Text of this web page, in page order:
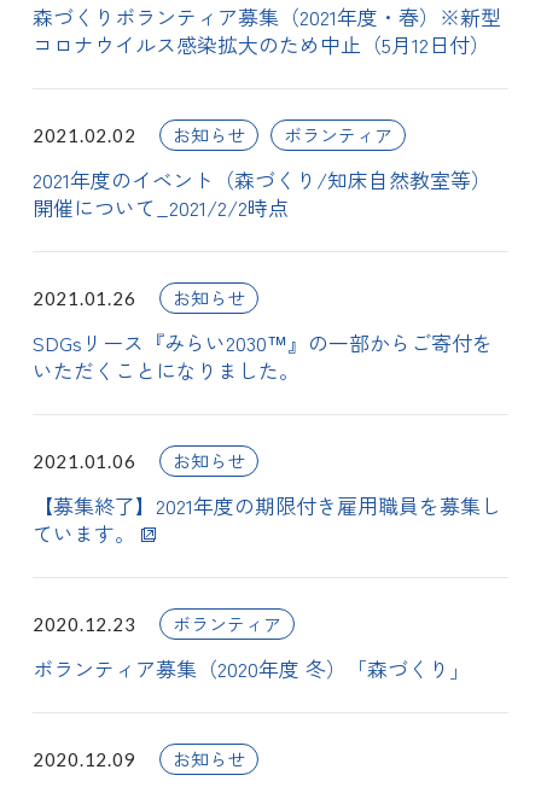
森づくりボランティア募集（2021年度・春）※新型
コロナウイルス感染拡大のため中止（5月12日付）
2021.02.02 お知らせ ボランティア
2021年度のイベント（森づくり/知床自然教室等）
開催について_2021/2/2時点
2021.01.26 お知らせ
SDGsリース『みらい2030™』の一部からご寄付を
いただくことになりました。
2021.01.06 お知らせ
【募集終了】2021年度の期限付き雇用職員を募集し
ています。
2020.12.23 ボランティア
ボランティア募集（2020年度 冬）「森づくり」
2020.12.09 お知らせ